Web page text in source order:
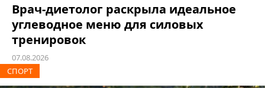
Врач-диетолог раскрыла идеальное
углеводное меню для силовых
тренировок
07.08.2026
СПОРТ